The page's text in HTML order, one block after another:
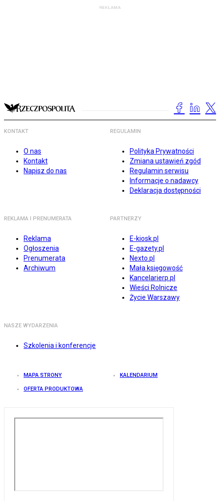
KONTAKT
O nas
Kontakt
Napisz do nas
REGULAMIN
Polityka Prywatności
Zmiana ustawień zgód
Regulamin serwisu
Informacje o nadawcy
Deklaracja dostępności
REKLAMA I PRENUMERATA
Reklama
Ogłoszenia
Prenumerata
Archiwum
PARTNERZY
E-kiosk.pl
E-gazety.pl
Nexto.pl
Mała księgowość
Kancelarierp.pl
Wieści Rolnicze
Życie Warszawy
NASZE WYDARZENIA
Szkolenia i konferencje
MAPA STRONY KALENDARIUM
OFERTA PRODUKTOWA